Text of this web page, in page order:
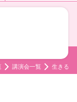
講演会一覧 生きる力